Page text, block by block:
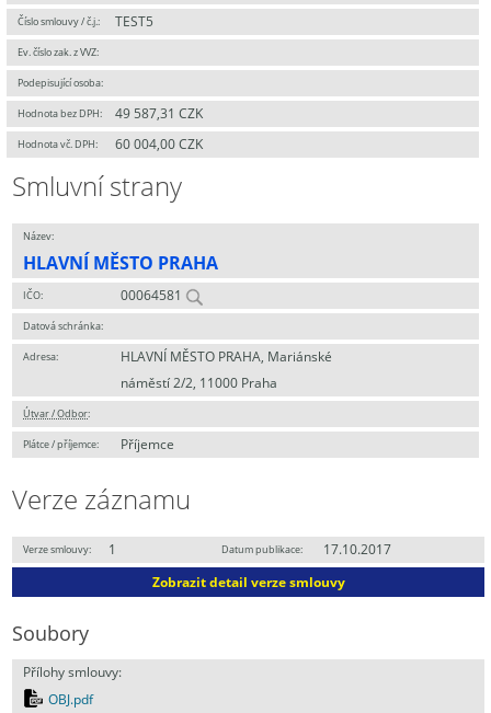
Číslo smlouvy / č.j.: TEST5
Ev. číslo zak. z VVZ:
Podepisující osoba:
Hodnota bez DPH: 49 587,31 CZK
Hodnota vč. DPH: 60 004,00 CZK
Smluvní strany
Název:
HLAVNÍ MĚSTO PRAHA
IČO: 00064581
Datová schránka:
Adresa:
HLAVNÍ MĚSTO PRAHA, Mariánské
náměstí 2/2, 11000 Praha
Útvar / Odbor:
Plátce / příjemce: Příjemce
Verze záznamu
Verze smlouvy: 1 Datum publikace:
17.10.2017
Zobrazit detail verze smlouvy
Soubory
Přílohy smlouvy:
OBJ.pdf